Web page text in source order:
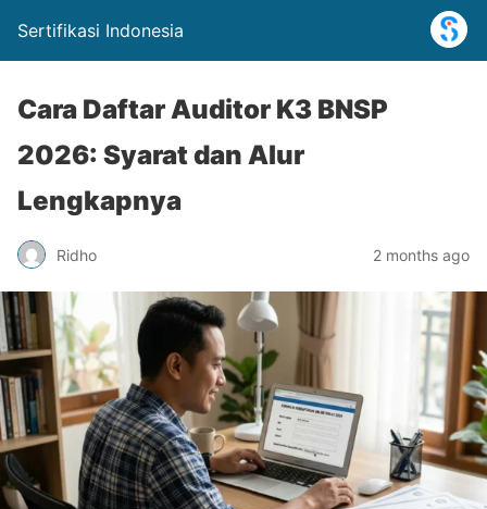
Sertifikasi Indonesia
Cara Daftar Auditor K3 BNSP
2026: Syarat dan Alur
Lengkapnya
Ridho 2 months ago